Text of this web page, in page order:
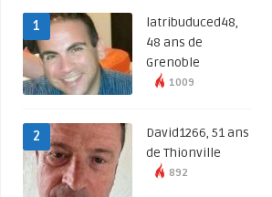
1
latribuduced48,
48 ans de
Grenoble
1009
2
David1266, 51 ans
de Thionville
892